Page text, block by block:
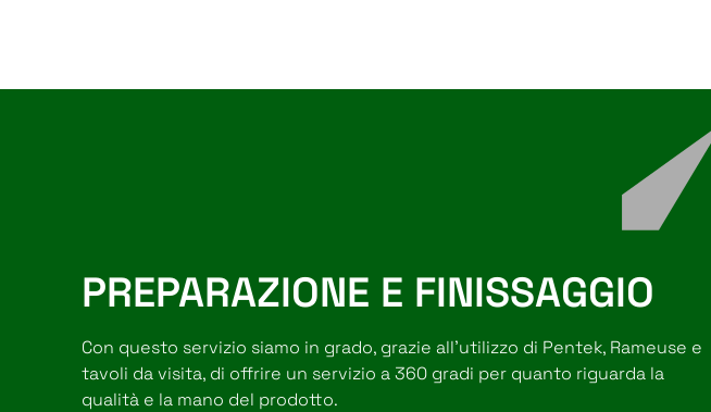
CHI SIAMO
PREPARAZIONE E FINISSAGGIO
Con questo servizio siamo in grado, grazie all'utilizzo di Pentek, Rameuse e
tavoli da visita, di offrire un servizio a 360 gradi per quanto riguarda la
qualità e la mano del prodotto.